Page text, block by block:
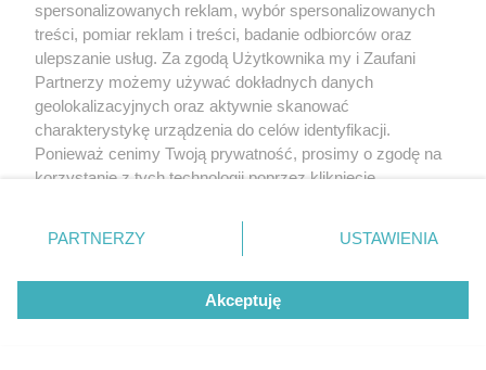
spersonalizowanych reklam, wybór spersonalizowanych
treści, pomiar reklam i treści, badanie odbiorców oraz
ulepszanie usług. Za zgodą Użytkownika my i Zaufani
Partnerzy możemy używać dokładnych danych
geolokalizacyjnych oraz aktywnie skanować
charakterystykę urządzenia do celów identyfikacji.
Ponieważ cenimy Twoją prywatność, prosimy o zgodę na
korzystanie z tych technologii poprzez kliknięcie
zmienić/wycofać klikając przycisk ustawień prywatności
znajdujący się w lewym dolnym rogu strony
rodzaje przetwarzania danych nie wymagają zgody
użytkownika, ale masz prawo sprzeciwić się takiemu
przetwarzaniu. Preferencje będą miały zastosowanie tylko
PARTNERZY USTAWIENIA
Akceptuję